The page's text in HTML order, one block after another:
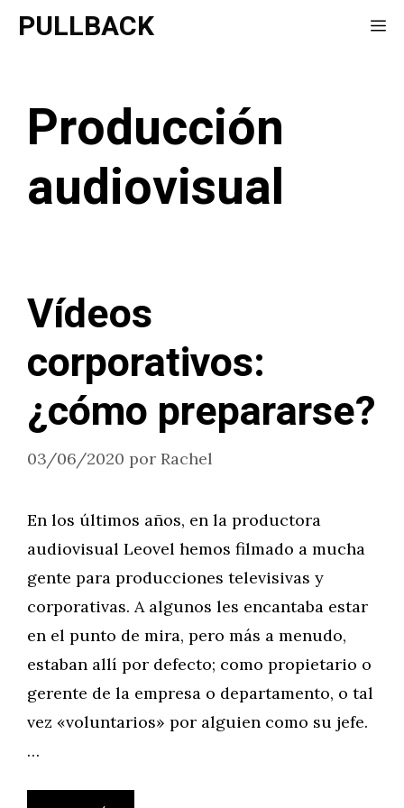
SaltarPULLBACK
Producción
audiovisual
Vídeos
corporativos:
¿cómo prepararse?
03/06/2020 por Rachel
En los últimos años, en la productora
audiovisual Leovel hemos filmado a mucha
gente para producciones televisivas y
corporativas. A algunos les encantaba estar
en el punto de mira, pero más a menudo,
estaban allí por defecto; como propietario o
gerente de la empresa o departamento, o tal
vez «voluntarios» por alguien como su jefe.
…